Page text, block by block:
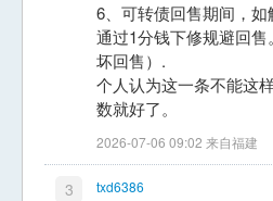
6、可转债回售期间，
通过1分钱下修规避回
坏回售）.
个人认为这一条不能这
数就好了。
2026-07-06 09:02 来自福建
3
txd6386